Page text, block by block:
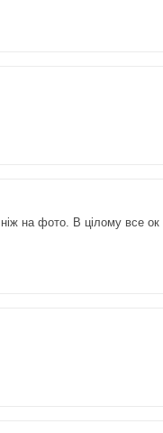
на фото. В цілому все ок